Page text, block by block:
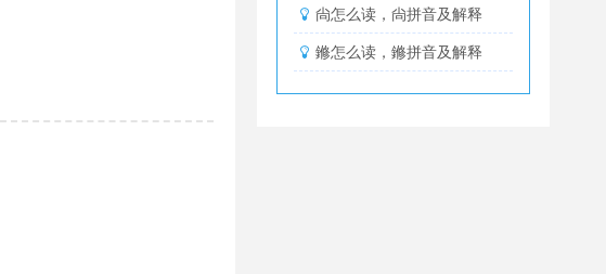
尙怎么读，尙拼音及解释
鎀怎么读，鎀拼音及解释